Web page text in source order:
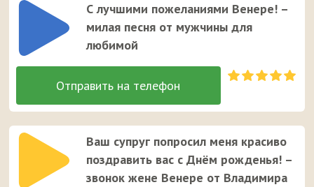
С лучшими пожеланиями Венере! –
милая песня от мужчины для
любимой
Ваш супруг попросил меня красиво
поздравить вас с Днём рожденья! –
звонок жене Венере от Владимира